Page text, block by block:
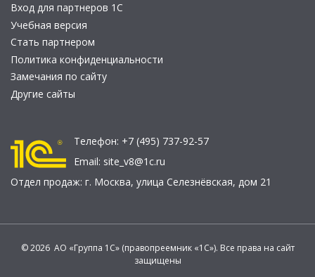
Вход для партнеров 1С
Учебная версия
Стать партнером
Политика конфиденциальности
Замечания по сайту
Другие сайты
Телефон: +7 (495) 737-92-57
Email: site_v8@1c.ru
Отдел продаж: г. Москва, улица Селезнёвская, дом 21
© 2026 АО «Группа 1С» (правопреемник «1С»). Все права на сайт
защищены